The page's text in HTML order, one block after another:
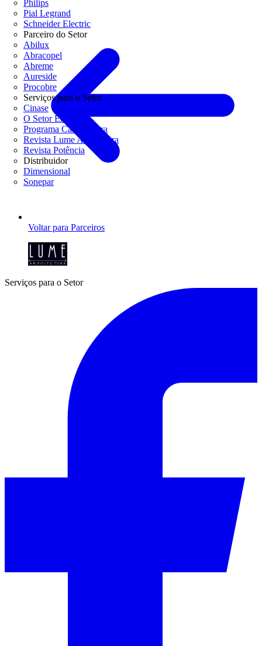
Philips
Pial Legrand
Schneider Electric
Parceiro do Setor
Abilux
Abracopel
Abreme
Aureside
Procobre
Serviços para o Setor
Cinase
O Setor Elétrico
Programa Casa Segura
Revista Lume Arquitetura
Revista Potência
Distribuidor
Dimensional
Sonepar
Voltar para Parceiros
Serviços para o Setor